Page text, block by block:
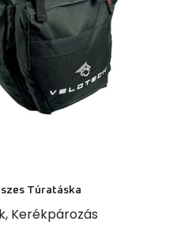
Túratáska
, Kerékpározás